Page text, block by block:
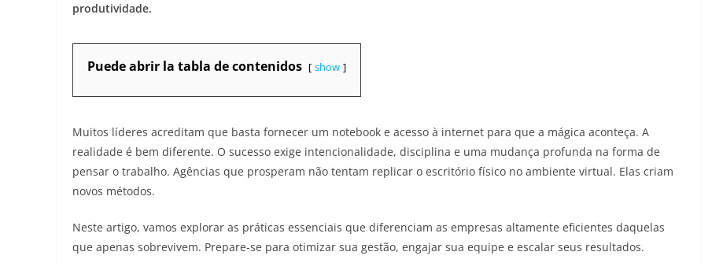
produtividade.
Puede abrir la tabla de contenidos show
Muitos líderes acreditam que basta fornecer um notebook e acesso à internet para que a mágica aconteça. A
realidade é bem diferente. O sucesso exige intencionalidade, disciplina e uma mudança profunda na forma de
pensar o trabalho. Agências que prosperam não tentam replicar o escritório físico no ambiente virtual. Elas criam
novos métodos.
Neste artigo, vamos explorar as práticas essenciais que diferenciam as empresas altamente eficientes daquelas
que apenas sobrevivem. Prepare-se para otimizar sua gestão, engajar sua equipe e escalar seus resultados.